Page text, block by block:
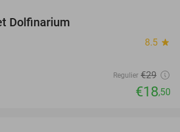
Dolfinarium
8.5 star
Regulier €29
€18,50